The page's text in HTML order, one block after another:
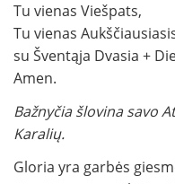
Tu vienas Viešpats,
Tu vienas
su Šventąja Dvasia +
Amen.
Bažnyčia šlovina savo
Karalių.
Gloria yra garbės